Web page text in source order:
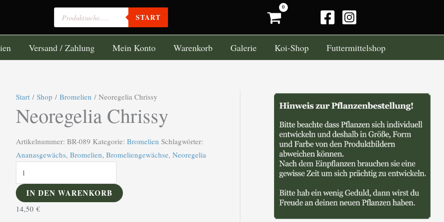
Products
search START
Versand / Zahlung Mein Konto Warenkorb Galerie Koi-Shop Futtermittelshop
Start/ Shop / Bromelien / Neoregelia Chrissy
Neoregelia Chrissy
Artikelnummer: BR-089 Kategorie: Bromelien Schlagwörter:
Ananasgewächs, Bromelien, Bromeliengewächse, Neoregelia
Neoregelia
Chrissy
Menge
IN DEN WARENKORB
14,50 €
nächste Versandtage Montag,Dienstag,Mittwoch